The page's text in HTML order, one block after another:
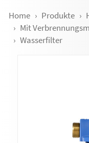
Home Produkte
Mit
Wasserfilter